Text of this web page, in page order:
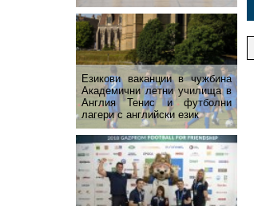
Езикови ваканции​ в чужбина
Академични летни училища в
Англия Тенис и футболни
лагери с английски език